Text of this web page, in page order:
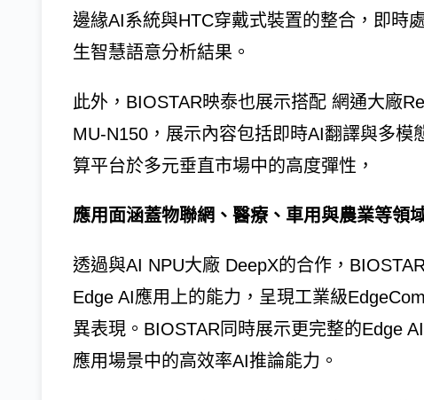
邊緣AI系統與HTC穿戴式裝置的整合，即時
生智慧語意分析結果。
此外，BIOSTAR映泰也展示搭配 網通大廠
MU-N150，展示內容包括即時AI翻譯與多模
算平台於多元垂直市場中的高度彈性，
應用面涵蓋物聯網、醫療、車用與農業等領
透過與AI NPU大廠 DeepX的合作，
Edge AI應用上的能力，呈現工業級
異表現。BIOSTAR同時展示更完整的Edge
應用場景中的高效率AI推論能力。